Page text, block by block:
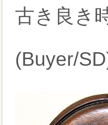
古き良き
(Buyer/